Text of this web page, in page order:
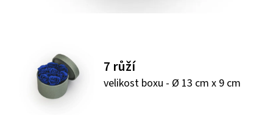
7 růží
velikost boxu - Ø 13 cm x 9 cm